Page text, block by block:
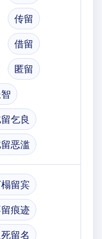
传留
借留
匿留
乞良
恶滥
留宾
痕迹
留名